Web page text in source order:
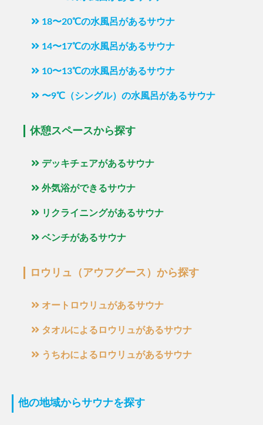
18〜20℃の水風呂があるサウナ
14〜17℃の水風呂があるサウナ
10〜13℃の水風呂があるサウナ
〜9℃（シングル）の水風呂があるサウナ
休憩スペースから探す
デッキチェアがあるサウナ
外気浴ができるサウナ
リクライニングがあるサウナ
ベンチがあるサウナ
ロウリュ（アウフグース）から探す
オートロウリュがあるサウナ
タオルによるロウリュがあるサウナ
うちわによるロウリュがあるサウナ
他の地域からサウナを探す